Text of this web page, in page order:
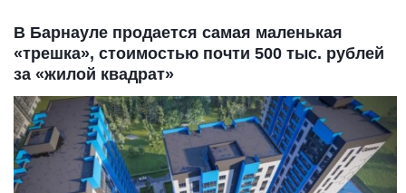
В Барнауле продается самая маленькая
«трешка», стоимостью почти 500 тыс. рублей
за «жилой квадрат»